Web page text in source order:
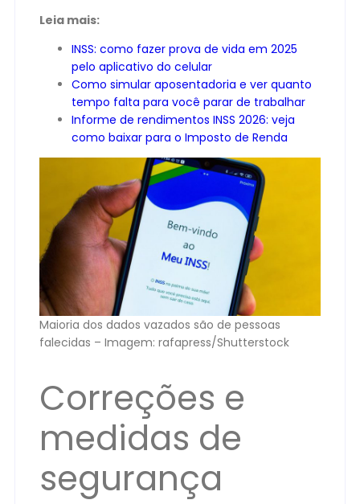
Leia mais:
INSS: como fazer prova de vida em 2025
pelo aplicativo do celular
Como simular aposentadoria e ver quanto
tempo falta para você parar de trabalhar
Informe de rendimentos INSS 2026: veja
como baixar para o Imposto de Renda
Maioria dos dados vazados são de pessoas
falecidas – Imagem: rafapress/Shutterstock
Correções e
medidas de
segurança